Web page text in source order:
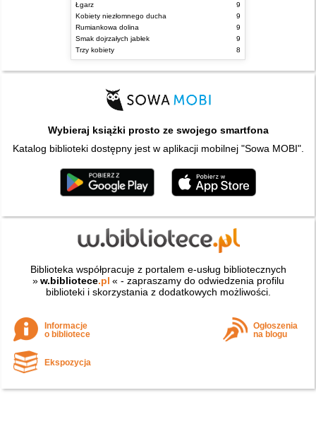
Łgarz
9
Kobiety niezłomnego ducha
9
Rumiankowa dolina
9
Smak dojrzałych jabłek
9
Trzy kobiety
8
Wybieraj książki prosto ze swojego smartfona
Katalog biblioteki dostępny jest w aplikacji mobilnej "Sowa MOBI".
Biblioteka współpracuje z portalem e-usług bibliotecznych
» w.bibliotece.pl « - zapraszamy do odwiedzenia profilu
biblioteki i skorzystania z dodatkowych możliwości.
Informacje
o bibliotece
Ogłoszenia
na blogu
Ekspozycja